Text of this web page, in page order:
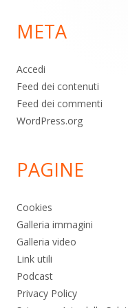
pagina
META
Accedi
Feed dei contenuti
Feed dei commenti
WordPress.org
PAGINE
Cookies
Galleria immagini
Galleria video
Link utili
Podcast
Privacy Policy